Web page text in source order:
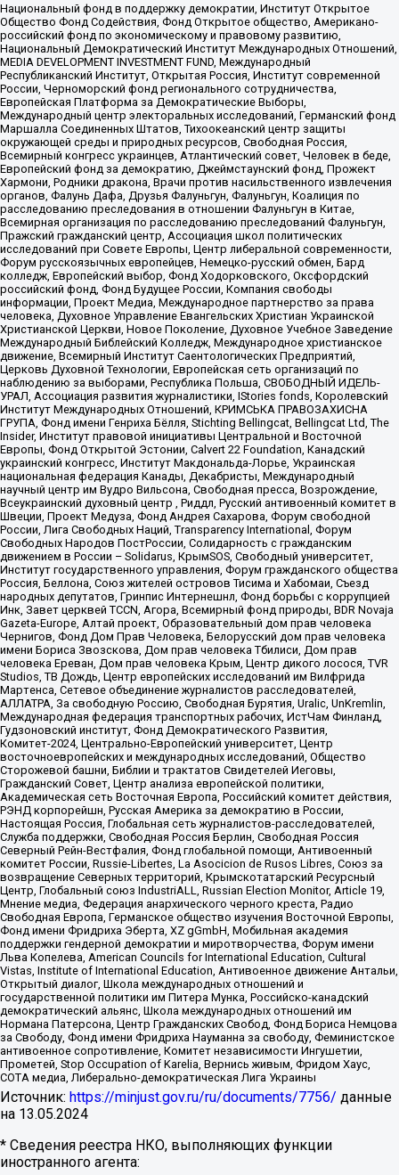
Национальный фонд в поддержку демократии, Институт Открытое
Общество Фонд Содействия, Фонд Открытое общество, Американо-
российский фонд по экономическому и правовому развитию,
Национальный Демократический Институт Международных Отношений,
MEDIA DEVELOPMENT INVESTMENT FUND, Международный
Республиканский Институт, Открытая Россия, Институт современной
России, Черноморский фонд регионального сотрудничества,
Европейская Платформа за Демократические Выборы,
Международный центр электоральных исследований, Германский фонд
Маршалла Соединенных Штатов, Тихоокеанский центр защиты
окружающей среды и природных ресурсов, Свободная Россия,
Всемирный конгресс украинцев, Атлантический совет, Человек в беде,
Европейский фонд за демократию, Джеймстаунский фонд, Прожект
Хармони, Родники дракона, Врачи против насильственного извлечения
органов, Фалунь Дафа, Друзья Фалуньгун, Фалуньгун, Коалиция по
расследованию преследования в отношении Фалуньгун в Китае,
Всемирная организация по расследованию преследований Фалуньгун,
Пражский гражданский центр, Ассоциация школ политических
исследований при Совете Европы, Центр либеральной современности,
Форум русскоязычных европейцев, Немецко-русский обмен, Бард
колледж, Европейский выбор, Фонд Ходорковского, Оксфордский
российский фонд, Фонд Будущее России, Компания свободы
информации, Проект Медиа, Международное партнерство за права
человека, Духовное Управление Евангельских Христиан Украинской
Христианской Церкви, Новое Поколение, Духовное Учебное Заведение
Международный Библейский Колледж, Международное христианское
движение, Всемирный Институт Саентологических Предприятий,
Церковь Духовной Технологии, Европейская сеть организаций по
наблюдению за выборами, Республика Польша, СВОБОДНЫЙ ИДЕЛЬ-
УРАЛ, Ассоциация развития журналистики, IStories fonds, Королевский
Институт Международных Отношений, КРИМСЬКА ПРАВОЗАХИСНА
ГРУПА, Фонд имени Генриха Бёлля, Stichting Bellingcat, Bellingcat Ltd, The
Insider, Институт правовой инициативы Центральной и Восточной
Европы, Фонд Открытой Эстонии, Calvert 22 Foundation, Канадский
украинский конгресс, Институт Макдональда-Лорье, Украинская
национальная федерация Канады, Декабристы, Международный
научный центр им Вудро Вильсона, Свободная пресса, Возрождение,
Всеукраинский духовный центр , Риддл, Русский антивоенный комитет в
Швеции, Проект Медуза, Фонд Андрея Сахарова, Форум свободной
России, Лига Свободных Наций, Transparеncy International, Форум
Свободных Народов ПостРоссии, Солидарность с гражданским
движением в России – Solidarus, КрымSOS, Свободный университет,
Институт государственного управления, Форум гражданского общества
Россия, Беллона, Союз жителей островов Тисима и Хабомаи, Съезд
народных депутатов, Гринпис Интернешнл, Фонд борьбы с коррупцией
Инк, Завет церквей TCCN, Агора, Всемирный фонд природы, BDR Novaja
Gazeta-Europe, Алтай проект, Образовательный дом прав человека
Чернигов, Фонд Дом Прав Человека, Белорусский дом прав человека
имени Бориса Звозскова, Дом прав человека Тбилиси, Дом прав
человека Ереван, Дом прав человека Крым, Центр дикого лосося, TVR
Studios, ТВ Дождь, Центр европейских исследований им Вилфрида
Мартенса, Сетевое объединение журналистов расследователей,
АЛЛАТРА, За свободную Россию, Свободная Бурятия, Uralic, UnKremlin,
Международная федерация транспортных рабочих, ИстЧам Финланд,
Гудзоновский институт, Фонд Демократического Развития,
Комитет-2024, Центрально-Европейский университет, Центр
восточноевропейских и международных исследований, Общество
Сторожевой башни, Библии и трактатов Свидетелей Иеговы,
Гражданский Совет, Центр анализа европейской политики,
Академическая сеть Восточная Европа, Российский комитет действия,
РЭНД корпорейшн, Русская Америка за демократию в России,
Настоящая Россия, Глобальная сеть журналистов-расследователей,
Служба поддержки, Свободная Россия Берлин, Свободная Россия
Северный Рейн-Вестфалия, Фонд глобальной помощи, Антивоенный
комитет России, Russie-Libertes, La Asocicion de Rusos Libres, Союз за
возвращение Северных территорий, Крымскотатарский Ресурсный
Центр, Глобальный союз IndustriALL, Russian Election Monitor, Article 19,
Мнение медиа, Федерация анархического черного креста, Радио
Свободная Европа, Германское общество изучения Восточной Европы,
Фонд имени Фридриха Эберта, XZ gGmbH, Мобильная академия
поддержки гендерной демократии и миротворчества, Форум имени
Льва Копелева, American Councils for International Education, Cultural
Vistas, Institute of International Education, Антивоенное движение Антальи,
Открытый диалог, Школа международных отношений и
государственной политики им Питера Мунка, Российско-канадский
демократический альянс, Школа международных отношений им
Нормана Патерсона, Центр Гражданских Свобод, Фонд Бориса Немцова
за Свободу, Фонд имени Фридриха Науманна за свободу, Феминистское
антивоенное сопротивление, Комитет независимости Ингушетии,
Прометей, Stop Occupation of Karelia, Вернись живым, Фридом Хаус,
СОТА медиа, Либерально-демократическая Лига Украины
Источник: https://minjust.gov.ru/ru/documents/7756/ данные
на 13.05.2024
* Сведения реестра НКО, выполняющих функции
иностранного агента: